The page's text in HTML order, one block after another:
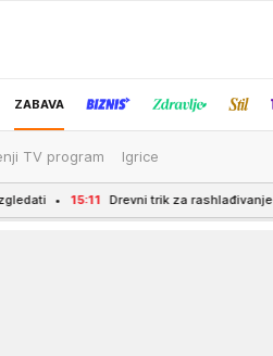
ZABAVA
TV program Igrice
trik za rashlađivanje kuće: U Indiji su